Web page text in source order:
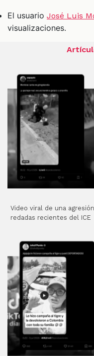
El usuario José Luis
visualizaciones.
Video viral de una
redadas recientes del ICE